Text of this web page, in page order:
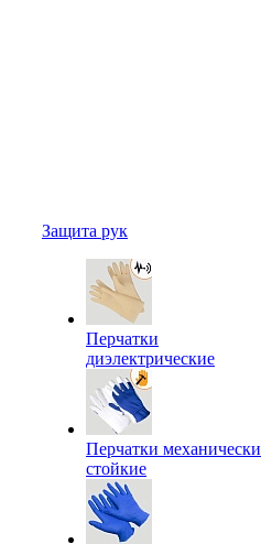
Защита рук
Перчатки
диэлектрические
Перчатки механически
стойкие